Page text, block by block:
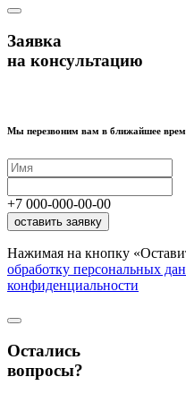
Заявка
на консультацию
Мы перезвоним вам в ближайшее
+7 000-000-00-00
оставить заявку
Нажимая на кнопку
обработку персональных
конфиденциальности
Остались
вопросы?